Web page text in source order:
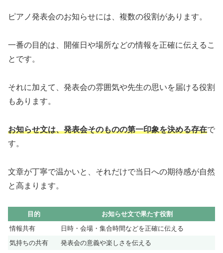
ピアノ発表会のお知らせには、複数の役割があります。
一番の目的は、開催日や場所などの情報を正確に伝えるこ
とです。
それに加えて、発表会の雰囲気や先生の思いを届ける役割
もあります。
お知らせ文は、発表会そのものの第一印象を決める存在で
す。
文章が丁寧で温かいと、それだけで当日への期待感が自然
と高まります。
目的
お知らせ文で果たす役割
情報共有
日時・会場・集合時間などを正確に伝える
気持ちの共有
発表会の意義や楽しさを伝える